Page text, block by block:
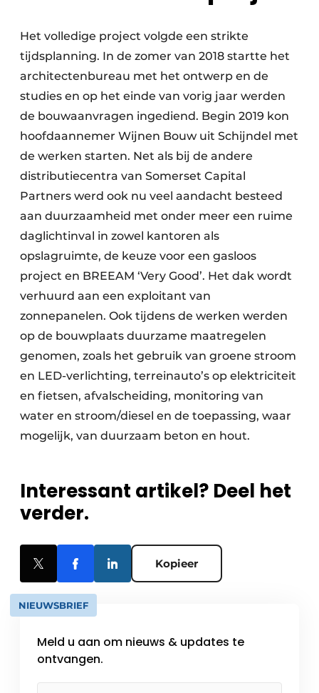
Het volledige project volgde een strikte
tijdsplanning. In de zomer van 2018 startte het
architectenbureau met het ontwerp en de
studies en op het einde van vorig jaar werden
de bouwaanvragen ingediend. Begin 2019 kon
hoofdaannemer Wijnen Bouw uit Schijndel met
de werken starten. Net als bij de andere
distributiecentra van Somerset Capital
Partners werd ook nu veel aandacht besteed
aan duurzaamheid met onder meer een ruime
daglichtinval in zowel kantoren als
opslagruimte, de keuze voor een gasloos
project en BREEAM ‘Very Good’. Het dak wordt
verhuurd aan een exploitant van
zonnepanelen. Ook tijdens de werken werden
op de bouwplaats duurzame maatregelen
genomen, zoals het gebruik van groene stroom
en LED-verlichting, terreinauto’s op elektriciteit
en fietsen, afvalscheiding, monitoring van
water en stroom/diesel en de toepassing, waar
mogelijk, van duurzaam beton en hout.
Interessant artikel? Deel het
verder.
Kopieer
NIEUWSBRIEF
Meld u aan om nieuws & updates te
ontvangen.